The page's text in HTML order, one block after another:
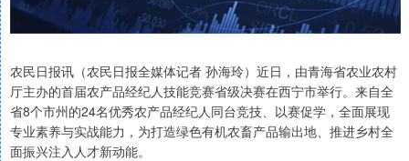
农民日报讯（农民日报全媒体记者 孙海玲）近日，由青海省农业农村
厅主办的首届农产品经纪人技能竞赛省级决赛在西宁市举行。来自全
省8个市州的24名优秀农产品经纪人同台竞技、以赛促学，全面展现
专业素养与实战能力，为打造绿色有机农畜产品输出地、推进乡村全
面振兴注入人才新动能。